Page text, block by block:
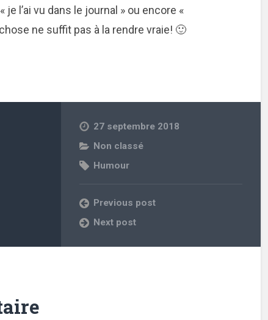
je l’ai vu dans le journal » ou encore «
ne suffit pas à la rendre vraie! 🙂
27 septembre 2018
Non classé
Humour
Previous post
Next post